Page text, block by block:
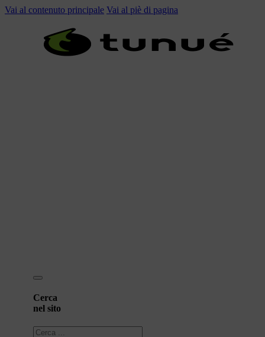
Vai al contenuto principale Vai al piè di pagina
Cerca
nel sito
Cerca